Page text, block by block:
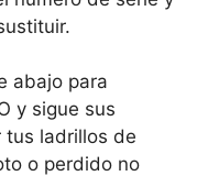
abajo para
y sigue sus
tus ladrillos de
o perdido no